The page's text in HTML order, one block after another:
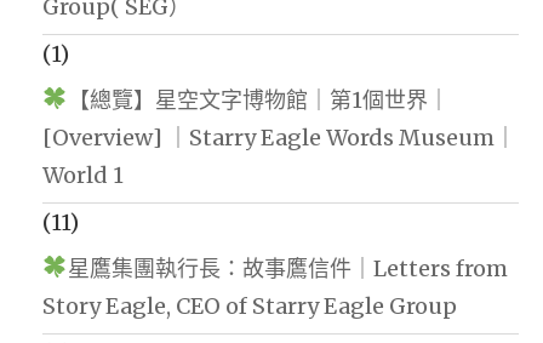
Group( SEG）
(1)
【總覽】星空文字博物館｜第1個世界｜
[Overview] ｜Starry Eagle Words Museum｜
World 1
(11)
星鷹集團執行長：故事鷹信件｜Letters from
Story Eagle, CEO of Starry Eagle Group